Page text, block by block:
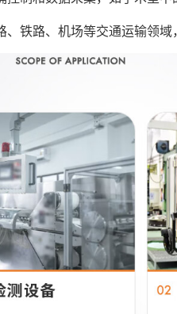
路、机场等交通运输领域